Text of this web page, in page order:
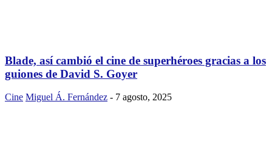
Blade, así cambió el cine de superhéroes gracias a los
guiones de David S. Goyer
Cine Miguel Á. Fernández - 7 agosto, 2025